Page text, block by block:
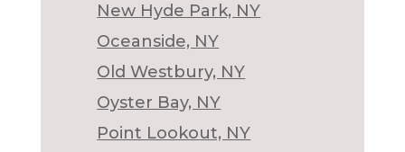
New Hyde Park, NY
Oceanside, NY
Old Westbury, NY
Oyster Bay, NY
Point Lookout, NY